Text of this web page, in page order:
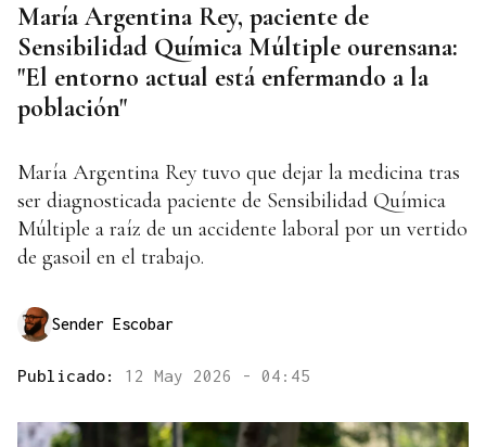
María Argentina Rey, paciente de
Sensibilidad Química Múltiple ourensana:
"El entorno actual está enfermando a la
población"
María Argentina Rey tuvo que dejar la medicina tras
ser diagnosticada paciente de Sensibilidad Química
Múltiple a raíz de un accidente laboral por un vertido
de gasoil en el trabajo.
Sender Escobar
Publicado: 12 May 2026 - 04:45